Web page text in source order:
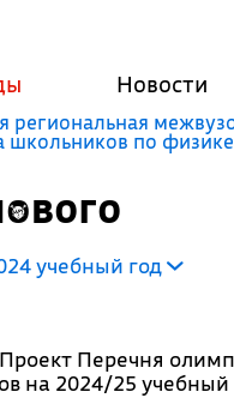
Новости
региональная
школьников по физике
учебный год
Перечня
на 2024/25 учебный